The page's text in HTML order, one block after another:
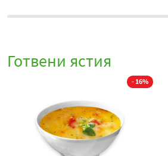
Готвени ястия
- 16%